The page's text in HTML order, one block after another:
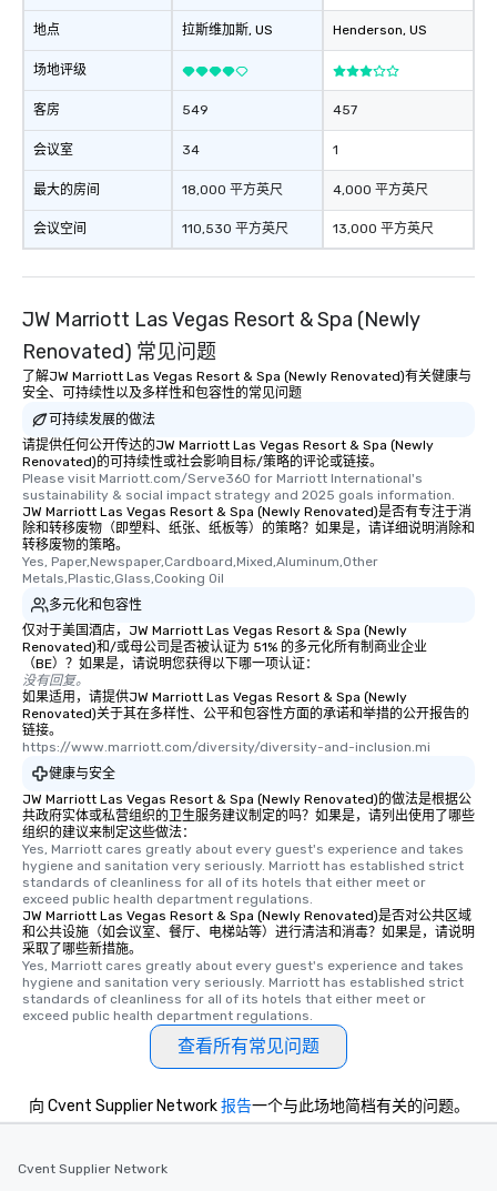
地点
场地评级
客房
会议室
最大的房间
会议空间
拉斯维加斯, US
549
34
18,000 平方英尺
110,530 平方英尺
Henderson, US
457
1
4,000 平方英尺
13,000 平方英尺
JW Marriott Las Vegas Resort & Spa (Newly
Renovated) 常见问题
了解JW Marriott Las Vegas Resort & Spa (Newly Renovated)有关健康与
安全、可持续性以及多样性和包容性的常见问题
可持续发展的做法
请提供任何公开传达的JW Marriott Las Vegas Resort & Spa (Newly
Renovated)的可持续性或社会影响目标/策略的评论或链接。
Please visit Marriott.com/Serve360 for Marriott International's
sustainability & social impact strategy and 2025 goals information.
JW Marriott Las Vegas Resort & Spa (Newly Renovated)是否有专注于消
除和转移废物（即塑料、纸张、纸板等）的策略？如果是，请详细说明消除和
转移废物的策略。
Yes, Paper,Newspaper,Cardboard,Mixed,Aluminum,Other
Metals,Plastic,Glass,Cooking Oil
多元化和包容性
仅对于美国酒店，JW Marriott Las Vegas Resort & Spa (Newly
Renovated)和/或母公司是否被认证为 51% 的多元化所有制商业企业
（BE）？如果是，请说明您获得以下哪一项认证：
没有回复。
如果适用，请提供JW Marriott Las Vegas Resort & Spa (Newly
Renovated)关于其在多样性、公平和包容性方面的承诺和举措的公开报告的
链接。
https://www.marriott.com/diversity/diversity-and-inclusion.mi
健康与安全
JW Marriott Las Vegas Resort & Spa (Newly Renovated)的做法是根据公
共政府实体或私营组织的卫生服务建议制定的吗？如果是，请列出使用了哪些
组织的建议来制定这些做法：
Yes, Marriott cares greatly about every guest's experience and takes
hygiene and sanitation very seriously. Marriott has established strict
standards of cleanliness for all of its hotels that either meet or
exceed public health department regulations.
JW Marriott Las Vegas Resort & Spa (Newly Renovated)是否对公共区域
和公共设施（如会议室、餐厅、电梯站等）进行清洁和消毒？如果是，请说明
采取了哪些新措施。
Yes, Marriott cares greatly about every guest's experience and takes
hygiene and sanitation very seriously. Marriott has established strict
standards of cleanliness for all of its hotels that either meet or
exceed public health department regulations.
查看所有常见问题
向 Cvent Supplier Network报告一个与此场地简档有关的问题。
Cvent Supplier Network